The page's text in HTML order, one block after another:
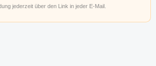
jederzeit über den Link in jeder E-Mail.